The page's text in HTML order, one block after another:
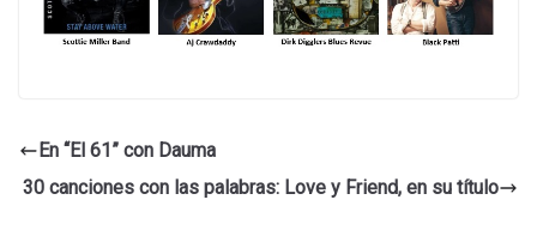
En “El 61” con Dauma
30 canciones con las palabras: Love y Friend, en su título